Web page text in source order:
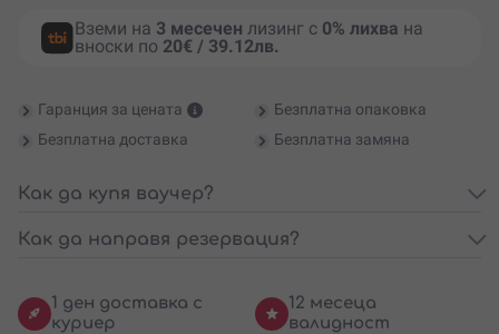
Вземи на 3 месечен лизинг с 0% лихва на
вноски по 20€ / 39.12лв.
Гаранция за цената
Безплатна опаковка
Безплатна доставка
Безплатна замяна
Как да купя ваучер?
Как да направя резервация?
1 ден доставка с
куриер
12 месеца
валидност